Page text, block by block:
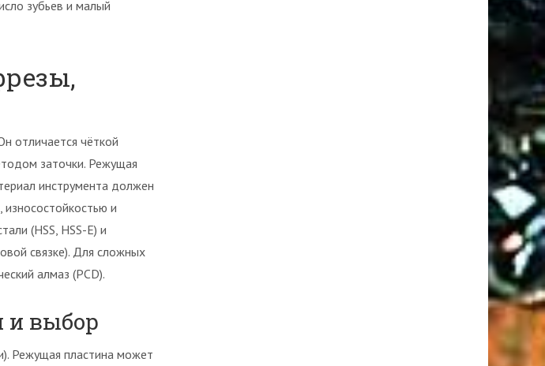
зубьев и малый
отличается чёткой
заточки. Режущая
инструмента должен
и
(HSS, HSS-E) и
связке). Для сложных
алмаз (PCD).
и выбор
Режущая пластина может